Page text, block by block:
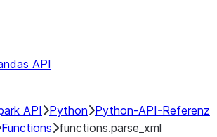
API
API Python Python-API-Referenz
Functions functions.parse_xml